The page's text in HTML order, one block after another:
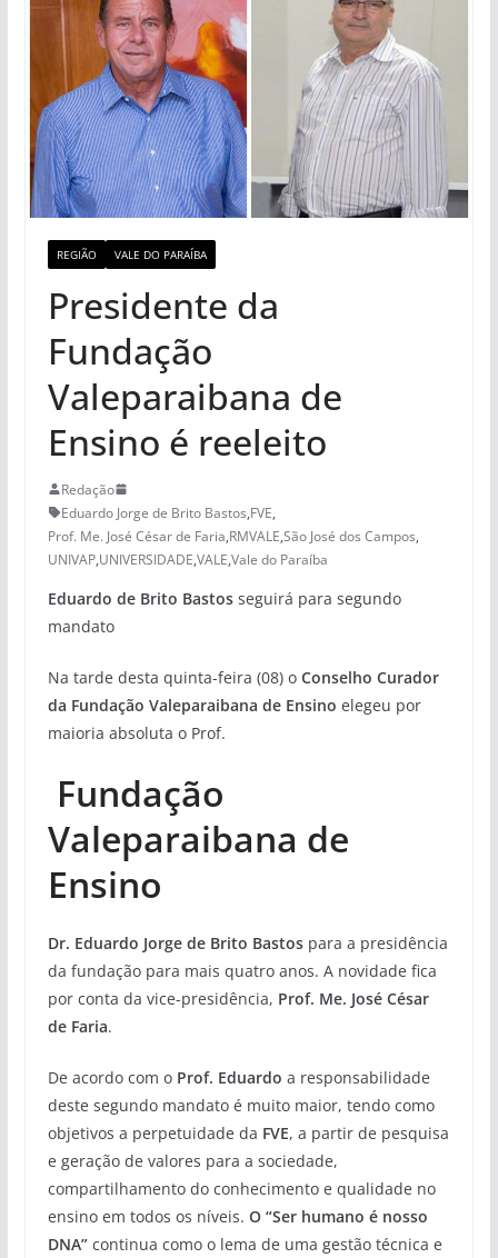
REGIÃO VALE DO PARAÍBA
Presidente da
Fundação
Valeparaibana de
Ensino é reeleito
Redação
Eduardo Jorge de Brito Bastos,FVE,
Prof. Me. José César de Faria,RMVALE,São José dos Campos,
UNIVAP,UNIVERSIDADE,VALE,Vale do Paraíba
Eduardo de Brito Bastosseguirá para segundo
mandato
Na tarde desta quinta-feira (08) o Conselho Curador
da Fundação Valeparaibana de Ensino elegeu por
maioria absoluta o Prof.
Fundação
Valeparaibana de
Ensino
Dr. Eduardo Jorge de Brito Bastos para a presidência
da fundação para mais quatro anos. A novidade fica
por conta da vice-presidência, Prof. Me. José César
de Faria.
De acordo com o Prof. Eduardo a responsabilidade
deste segundo mandato é muito maior, tendo como
objetivos a perpetuidade da FVE, a partir de pesquisa
e geração de valores para a sociedade,
compartilhamento do conhecimento e qualidade no
ensino em todos os níveis. O “Ser humano é nosso
DNA”continua como o lema de uma gestão técnica e